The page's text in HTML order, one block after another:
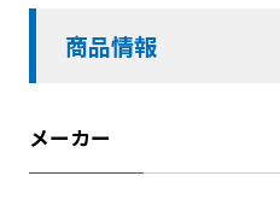
商品情報
メーカー